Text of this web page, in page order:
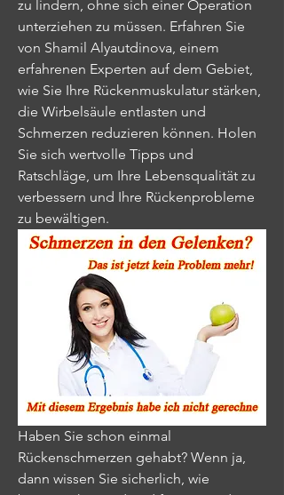
zu lindern, ohne sich einer Operation
unterziehen zu müssen. Erfahren Sie
von Shamil Alyautdinova, einem
erfahrenen Experten auf dem Gebiet,
wie Sie Ihre Rückenmuskulatur stärken,
die Wirbelsäule entlasten und
Schmerzen reduzieren können. Holen
Sie sich wertvolle Tipps und
Ratschläge, um Ihre Lebensqualität zu
verbessern und Ihre Rückenprobleme
zu bewältigen.
Haben Sie schon einmal
Rückenschmerzen gehabt? Wenn ja,
dann wissen Sie sicherlich, wie